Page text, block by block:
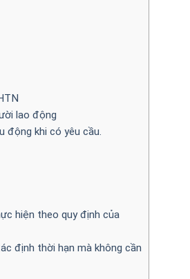
lao động
động khi có yêu cầu.
hiện theo quy định của
định thời hạn mà không cần